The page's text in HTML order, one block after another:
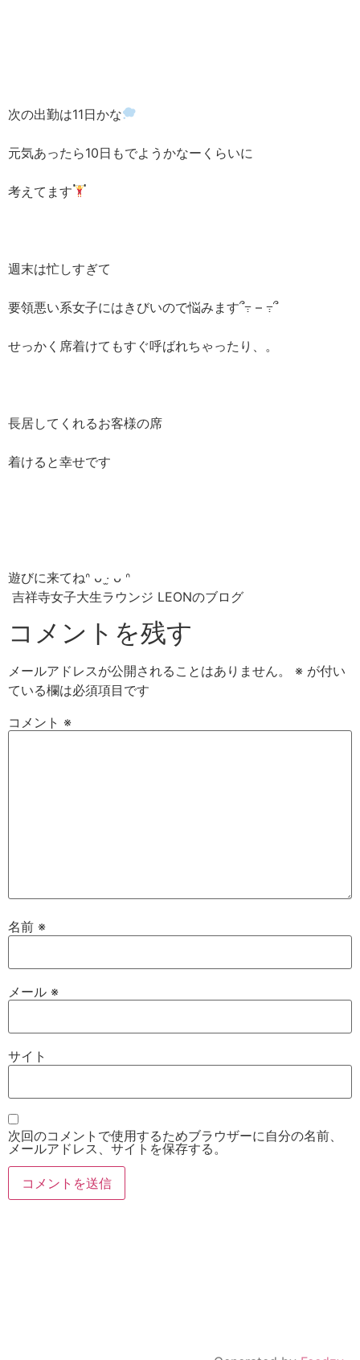
次の出勤は11日かな
元気あったら10日もでようかなーくらいに
考えてます
週末は忙しすぎて
要領悪い系女子にはきびいので悩みます՞߹ – ߹՞
せっかく席着けてもすぐ呼ばれちゃったり、。
長居してくれるお客様の席
着けると幸せです
遊びに来てねᐢ ᴗ ‧̫ ᴗ ᐢ
吉祥寺女子大生ラウンジ LEONのブログ
コメントを残す
メールアドレスが公開されることはありません。 ※ が付い
ている欄は必須項目です
コメント ※
名前 ※
メール ※
サイト
次回のコメントで使用するためブラウザーに自分の名前、
メールアドレス、サイトを保存する。